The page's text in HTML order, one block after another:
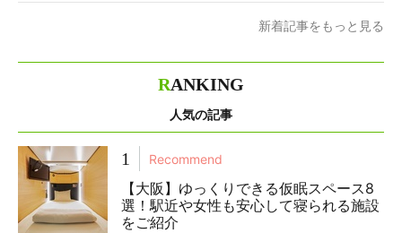
新着記事をもっと見る
RANKING
人気の記事
1 Recommend
【大阪】ゆっくりできる仮眠スペース8
選！駅近や女性も安心して寝られる施設
をご紹介